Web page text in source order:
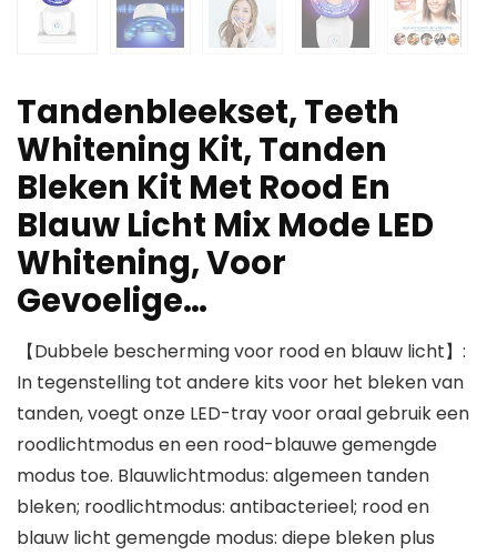
Tandenbleekset, Teeth
Whitening Kit, Tanden
Bleken Kit Met Rood En
Blauw Licht Mix Mode LED
Whitening, Voor
Gevoelige…
【Dubbele bescherming voor rood en blauw licht】:
In tegenstelling tot andere kits voor het bleken van
tanden, voegt onze LED-tray voor oraal gebruik een
roodlichtmodus en een rood-blauwe gemengde
modus toe. Blauwlichtmodus: algemeen tanden
bleken; roodlichtmodus: antibacterieel; rood en
blauw licht gemengde modus: diepe bleken plus